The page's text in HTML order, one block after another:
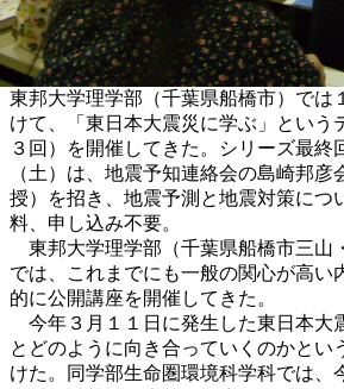
東邦大学理学部（千葉県船橋市）では
けて、「東日本大震災に学ぶ」という
３回）を開催してきた。シリーズ最終
（土）は、地震予知連絡会の島崎邦彦
授）を招き、地震予測と地震対策につ
料、申し込み不要。
東邦大学理学部（千葉県船橋市三山
では、これまでにも一般の関心が高い
的に公開講座を開催してきた。
今年３月１１日に発生した東日本大
とどのように向き合っていくのかとい
けた。同学部生命圏環境科学科では、